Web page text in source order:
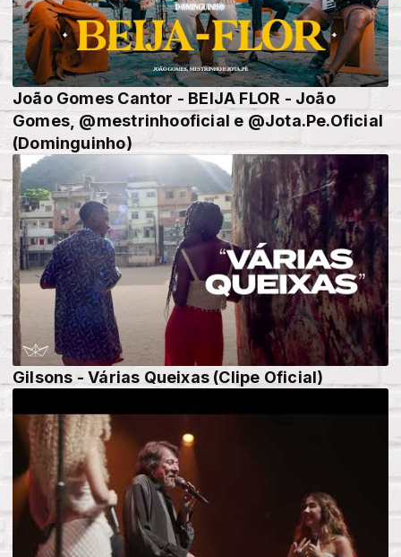
João Gomes Cantor - BEIJA FLOR - João
Gomes, @mestrinhooficial e @Jota.Pe.Oficial
(Dominguinho)
Gilsons - Várias Queixas (Clipe Oficial)